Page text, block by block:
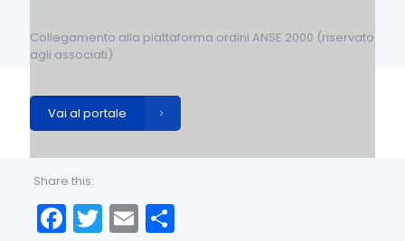
Collegamento alla piattaforma ordini ANSE 2000 (riservato
agli associati)
Vai al portale
Share this:
Facebook
Twitter
EmailCondividi